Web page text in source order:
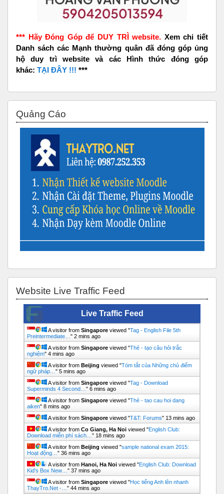
*** Hãy Đóng Góp để DUY TRÌ website. Xem chi tiết
Danh sách các Mạnh thường quân đã đóng góp ủng
hộ duy trì website và các Hình thức đóng góp
khác: TẠI ĐÂY !!! ***
Quảng Cáo
Website Live Traffic Feed
Live Traffic Feed
A visitor from Singapore viewed "Tag - English File 5th
Preintermediate… " 2 mins ago
A visitor from Singapore viewed "Thẻ - tạo câu hỏi trắc
nghiệm" 4 mins ago
A visitor from Beijing viewed "Tóm tắt của Những chủ điểm
ngữ pháp… " 5 mins ago
A visitor from Singapore viewed "Tag - Download
Superminds 4 Second… " 6 mins ago
A visitor from Singapore viewed "Thẻ - tao cau hoi dang
aiken" 8 mins ago
A visitor from Singapore viewed "T&T: Forums" 13 mins ago
A visitor from Co Giang, Ha Noi viewed "English Club:
Download miễn phí sách… " 18 mins ago
A visitor from Beijing viewed "sample national exam 2015:
Hoạt động… " 36 mins ago
A visitor from Hanoi, Ha Noi viewed "English Club: Download
Kid's Box New… " 37 mins ago
A visitor from Singapore viewed "Học tiếng Anh lên nhanh
ThayTro.Net -… " 44 mins ago